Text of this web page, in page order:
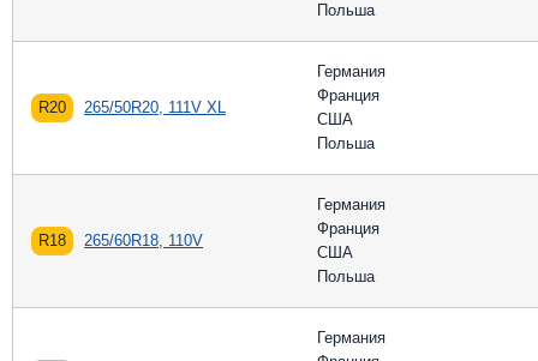
Польша
R20 265/50R20, 111V XL
Германия
Франция
США
Польша
R18 265/60R18, 110V
Германия
Франция
США
Польша
Германия